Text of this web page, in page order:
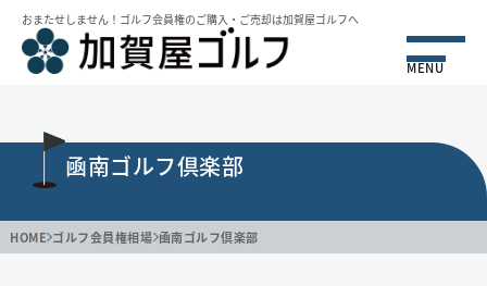
おまたせしません！ゴルフ会員権のご購⼊・ご売却は加賀屋ゴルフへ
MENU
凾南ゴルフ倶楽部
HOME ゴルフ会員権相場 凾南ゴルフ倶楽部